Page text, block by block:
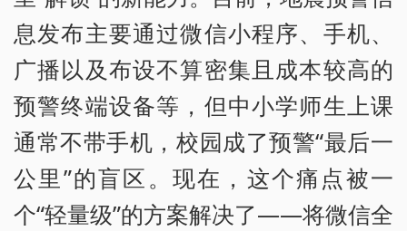
息发布主要通过微信小程序、手机、
广播以及布设不算密集且成本较高的
预警终端设备等，但中小学师生上课
通常不带手机，校园成了预警“最后一
公里”的盲区。现在，这个痛点被一
个“轻量级”的方案解决了——将微信全